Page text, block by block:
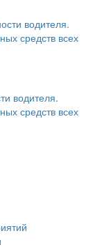
водителя.
средств всех